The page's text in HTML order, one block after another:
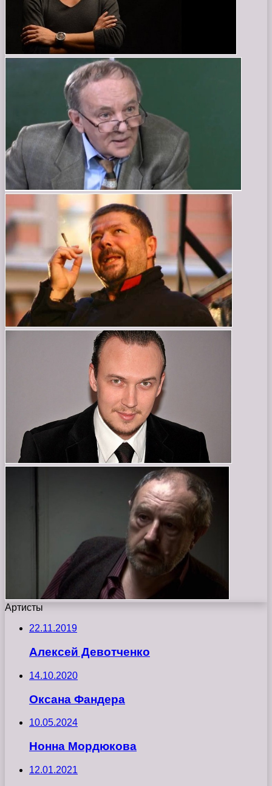
Артисты
22.11.2019
Алексей Девотченко
14.10.2020
Оксана Фандера
10.05.2024
Нонна Мордюкова
12.01.2021